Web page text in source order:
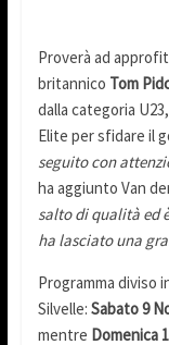
Proverà ad
britannico Tom
dalla categoria
Elite per sfidare il
seguito con
ha aggiunto Van
salto di qualità ed
ha lasciato una
Programma diviso
Silvelle: Sabato 9
mentre Domenica